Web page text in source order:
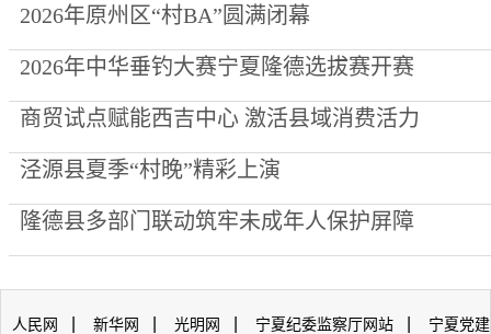
2026年原州区“村BA”圆满闭幕
2026年中华垂钓大赛宁夏隆德选拔赛开赛
商贸试点赋能西吉中心 激活县域消费活力
泾源县夏季“村晚”精彩上演
隆德县多部门联动筑牢未成年人保护屏障
人民网 新华网 光明网 宁夏纪委监察厅网站
宁夏党建